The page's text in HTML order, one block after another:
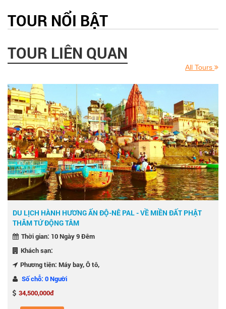
TOUR NỔI BẬT
TOUR LIÊN QUAN
All Tours
DU LỊCH HÀNH HƯƠNG ẤN ĐỘ-NÊ PAL - VỀ MIỀN ĐẤT PHẬT
THĂM TỨ ĐỘNG TÂM
Thời gian: 10 Ngày 9 Đêm
Khách sạn:
Phương tiện: Máy bay, Ô tô,
Số chỗ: 0 Người
34,500,000đ